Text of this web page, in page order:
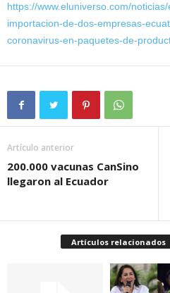
https://www.eluniverso.com/
importacion-de-dos-empresas-
coronavirus-en-paquetes-de-
Artículo anterior
200.000 vacunas CanSino
llegaron al Ecuador
Artículos relacionados